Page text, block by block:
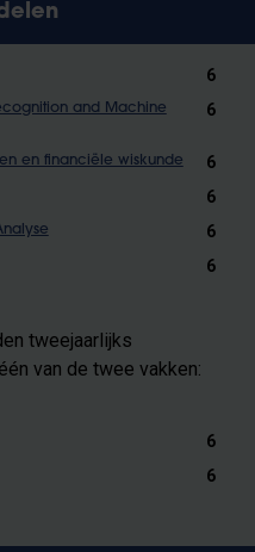
6
and Machine
6
en financiële wiskunde 6
6
6
6
tweejaarlijks
van de twee vakken:
6
6